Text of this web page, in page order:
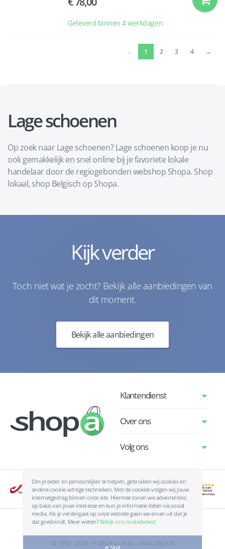
Geleverd binnen 4 werkdagen
← 1 (current)
2 3 4 →
Lage schoenen
Op zoek naar Lage schoenen? Lage schoenen koop je nu
ook gemakkelijk en snel online bij je favoriete lokale
handelaar door de regiogebonden webshop Shopa. Shop
lokaal, shop Belgisch op Shopa.
Kijk verder
Toch niet wat je zocht? Bekijk alle aanbiedingen van
dit moment.
Bekijk alle aanbiedingen
Om je beter en persoonlijker te helpen, gebruiken wij cookies en
andere cookie-achtige technieken. Met de cookies volgen wij jouw
internetgedrag binnen onze site. Hiermee tonen we advertenties
op basis van jouw interesse en kun je informatie delen via social
media. Als je verdergaat op onze website gaan we ervan uit dat je
dat goedvindt. Meer weten? Bekijk ons cookiebeleid
✕ Sluit
Klantendienst
Over ons
Volg ons
Algemene voorwaarden | Privacyverklaring
© 1993 - 2026 - PUBLI-touch bv - 0449.286.974